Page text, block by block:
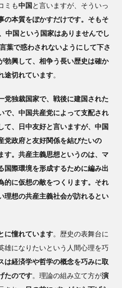
ミも中国と言いますが、そういっ
の本質をぼかすだけです。そもそ
中国という国家はありませんでし
葉で惑わされないようにして下さ
勃興して、相争う長い歴史は確か
途切れています。
党独裁国家で、戦後に建国された
で、中国共産党によって支配され
て、日中友好と言いますが、中国
党政府と友好関係を結びたいの
す。共産主義思想というのは、マ
国際環境を形成するために編み出
的に仮想の敵をつくります。それ
理想の共産主義社会が訪れるとい
に憧れています。歴史の表舞台に
雄になりたいという人間心理を巧
は経済学や哲学の概念を巧みに取
たのです。理論の組み立て方が演